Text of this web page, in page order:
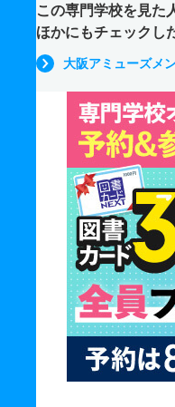
この専門学校を見た
ほかにもチェックし
大阪アミューズメ